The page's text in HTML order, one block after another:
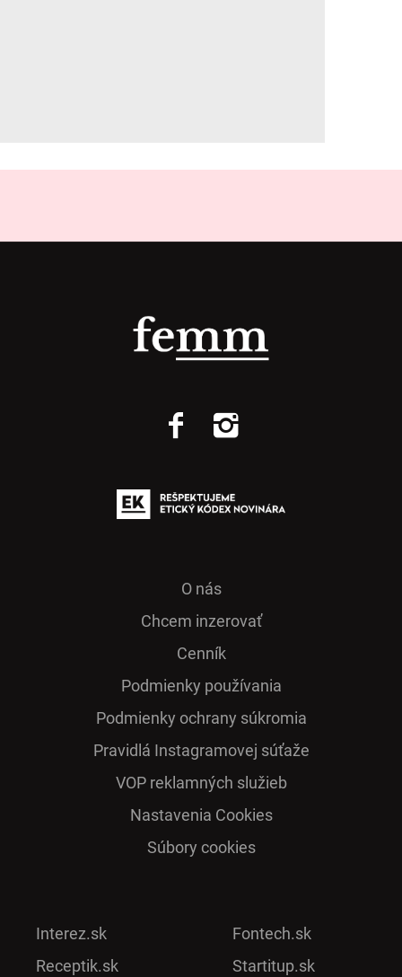
O nás
Chcem inzerovať
Cenník
Podmienky používania
Podmienky ochrany súkromia
Pra­vidlá Ins­ta­gra­mo­vej sú­ťaže
VOP reklamných služieb
Nastavenia Cookies
Súbory cookies
Interez.sk
Receptik.sk
Fontech.sk
Startitup.sk